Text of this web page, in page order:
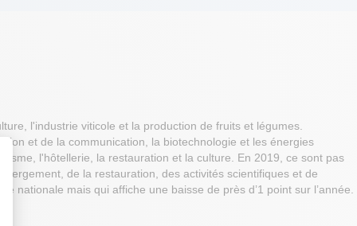
l'industrie viticole et la production de fruits et légumes.
et de la communication, la biotechnologie et les énergies
l'hôtellerie, la restauration et la culture. En 2019, ce sont pas
de la restauration, des activités scientifiques et de
mais qui affiche une baisse de près d’1 point sur l’année.
: Personnalisez vos Options